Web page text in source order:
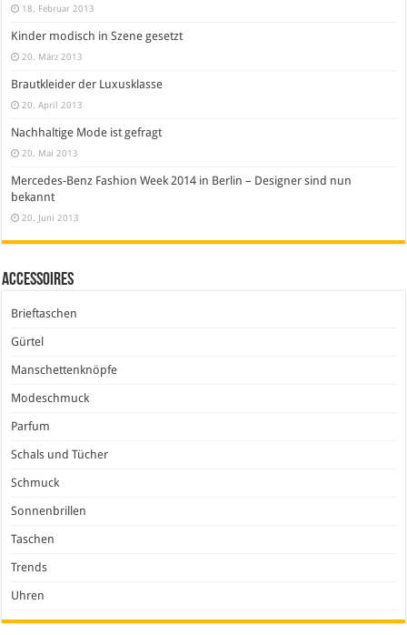
18. Februar 2013
Kinder modisch in Szene gesetzt
20. März 2013
Brautkleider der Luxusklasse
20. April 2013
Nachhaltige Mode ist gefragt
20. Mai 2013
Mercedes-Benz Fashion Week 2014 in Berlin – Designer sind nun
bekannt
20. Juni 2013
Accessoires
Brieftaschen
Gürtel
Manschettenknöpfe
Modeschmuck
Parfum
Schals und Tücher
Schmuck
Sonnenbrillen
Taschen
Trends
Uhren